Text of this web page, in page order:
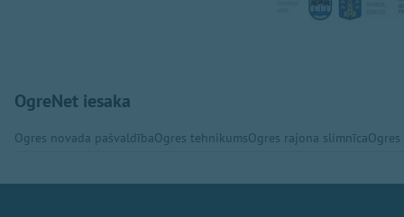
OgreNet iesaka
Ogres novada pašvaldībaOgres tehnikumsOgres rajona slimnīca